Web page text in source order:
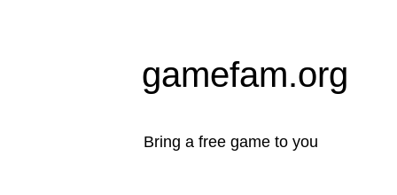
gamefam.org
Bring a free game to you